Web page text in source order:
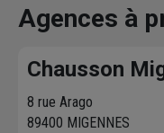
vous contacte pour
fixer le meilleur
livraison. Bonus :
Nous livrons jusqu'au
7ème étage.
Agences à
Chausson
8 rue Arago
89400 MIGENNES